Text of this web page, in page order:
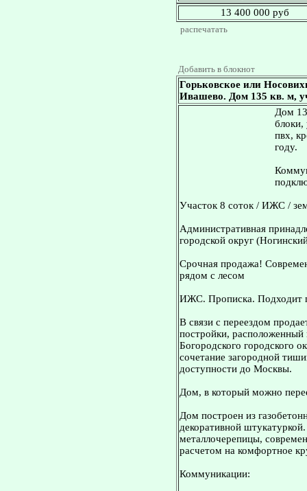
13 400 000 руб
распечатать
Добавить в блокнот
Горьковское или
Ивашево. Дом 135 кв. м,
Дом
блоки,
пвх,
году.
Участок 8 соток / ИЖС /
Административная
городской округ
Срочная продажа!
рядом с лесом
ИЖС. Прописка. Подходит
В связи с переездом
постройки, расположенный
Богородского городского
сочетание загородной
доступности до Москвы.
Дом, в который можно
Дом построен из
декоративной
металлочерепицы,
расчетом на комфортное
Коммуникации: